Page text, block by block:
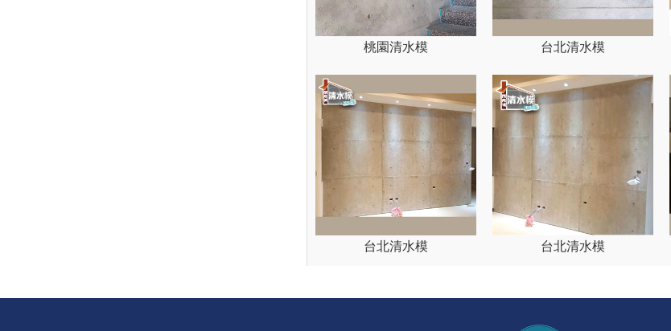
桃園清水模 台北清水模
台北清水模 台北清水模